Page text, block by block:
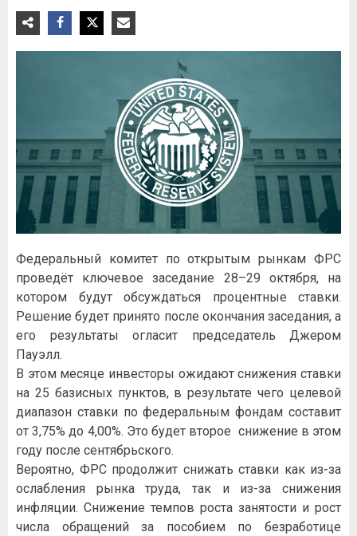
Федеральный комитет по открытым рынкам ФРС
проведёт ключевое заседание 28–29 октября, на
котором будут обсуждаться процентные ставки.
Решение будет принято после окончания заседания, а
его результаты огласит председатель Джером
Пауэлл.
В этом месяце инвесторы ожидают снижения ставки
на 25 базисных пунктов, в результате чего целевой
диапазон ставки по федеральным фондам составит
от 3,75% до 4,00%. Это будет второе снижение в этом
году после сентябрьского.
Вероятно, ФРС продолжит снижать ставки как из-за
ослабления рынка труда, так и из-за снижения
инфляции. Снижение темпов роста занятости и рост
числа обращений за пособием по безработице